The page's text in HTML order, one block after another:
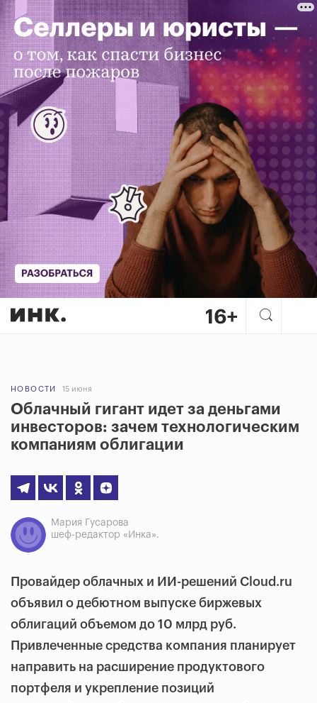
НОВОСТИ 15 июня
Облачный гигант идет за деньгами
инвесторов: зачем технологическим
компаниям облигации
Мария Гусарова
шеф-редактор «Инка».
Провайдер облачных и ИИ-решений Cloud.ru
объявил о дебютном выпуске биржевых
облигаций объемом до 10 млрд руб.
Привлеченные средства компания планирует
направить на расширение продуктового
портфеля и укрепление позиций